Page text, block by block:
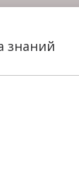
знаний